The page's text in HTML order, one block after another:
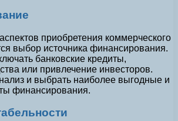
приобретения коммерческого
выбор источника финансирования.
банковские кредиты,
или привлечение инвесторов.
и выбрать наиболее выгодные и
финансирования.